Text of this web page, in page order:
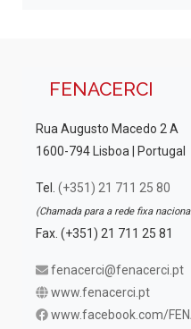
FENACERCI
Rua Augusto Macedo 2 A
1600-794 Lisboa | Portugal
Tel. (+351) 21 711 25 80
(Chamada para a rede fixa
Fax. (+351) 21 711 25 81
fenacerci@fenacerci.pt
www.fenacerci.pt
www.facebook.com/